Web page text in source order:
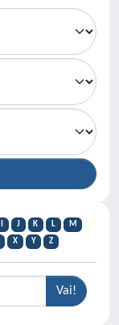
J K L
M
X Y Z